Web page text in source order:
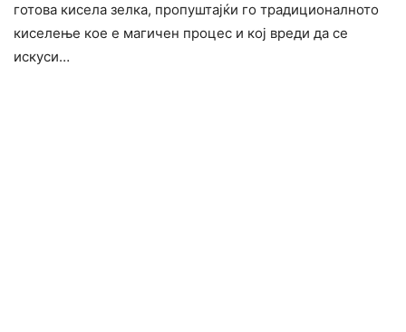
готова кисела зелка, пропуштајќи го традиционалното
киселење кое е магичен процес и кој вреди да се
искуси…